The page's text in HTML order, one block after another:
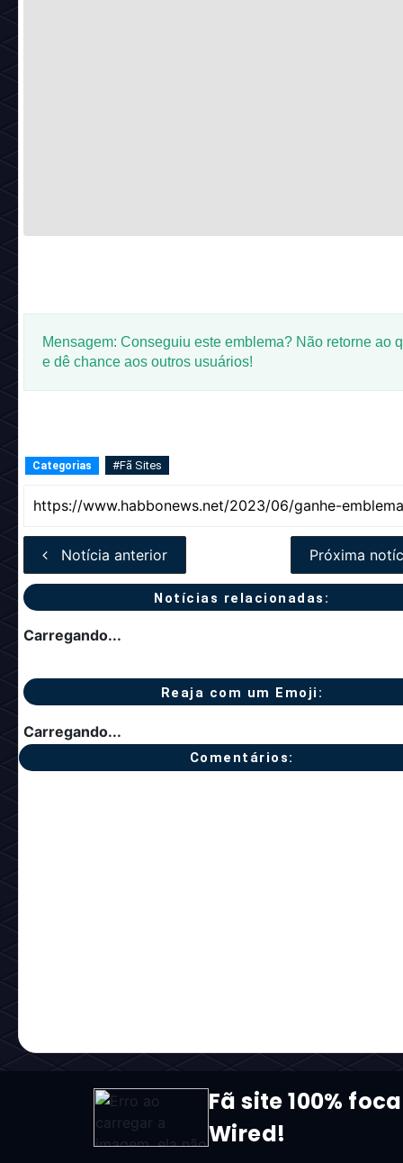
Mensagem: Conseguiu este emblema? Não retorne ao
e dê chance aos outros usuários!
Categorias #Fã Sites
Notícia anterior Próxima
Notícias relacionadas:
Carregando...
Reaja com um Emoji:
Carregando...
Comentários:
Fã site 100%
Wired!